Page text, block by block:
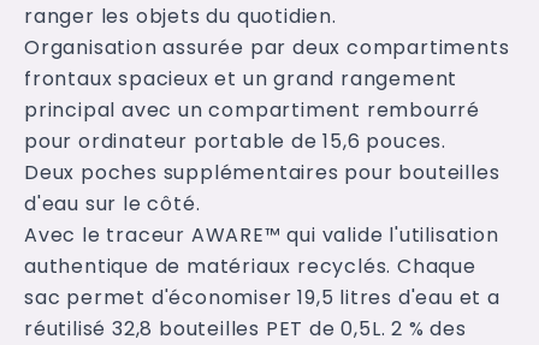
ranger les objets du quotidien.
Organisation assurée par deux compartiments
frontaux spacieux et un grand rangement
principal avec un compartiment rembourré
pour ordinateur portable de 15,6 pouces.
Deux poches supplémentaires pour bouteilles
d'eau sur le côté.
Avec le traceur AWARE™ qui valide l'utilisation
authentique de matériaux recyclés. Chaque
sac permet d'économiser 19,5 litres d'eau et a
réutilisé 32,8 bouteilles PET de 0,5L. 2 % des